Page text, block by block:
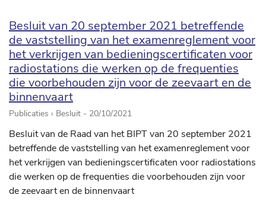
Besluit van 20 september 2021 betreffende
de vaststelling van het examenreglement voor
het verkrijgen van bedieningscertificaten voor
radiostations die werken op de frequenties
die voorbehouden zijn voor de zeevaart en de
binnenvaart
Publicaties › Besluit - 20/10/2021
Besluit van de Raad van het BIPT van 20 september 2021
betreffende de vaststelling van het examenreglement voor
het verkrijgen van bedieningscertificaten voor radiostations
die werken op de frequenties die voorbehouden zijn voor
de zeevaart en de binnenvaart